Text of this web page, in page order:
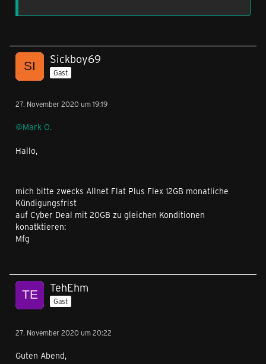
Sickboy69
Gast
27. November 2020 um 19:19
@Mark O.
Hallo,
mich bitte zwecks Allnet Flat Plus Flex 12GB monatliche
Kündigungsfrist
auf Cyber Deal mit 20GB zu gleichen Konditionen
konatktieren:
Mfg
TehEhm
Gast
27. November 2020 um 20:22
Guten Abend,